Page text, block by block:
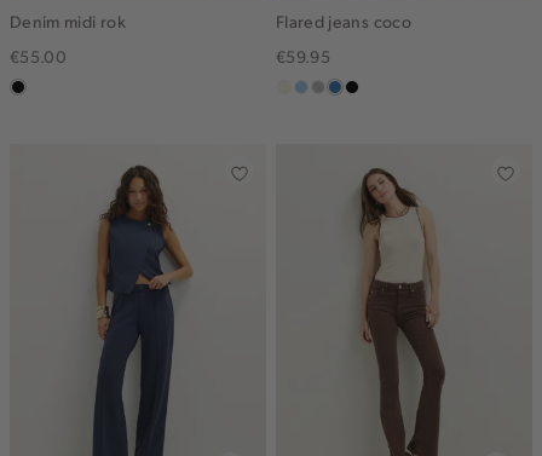
Denim midi rok
€55.00
zwart,
Flared jeans coco
€59.95
wit,lichtblauw
grijs,middenblauw
zwart,